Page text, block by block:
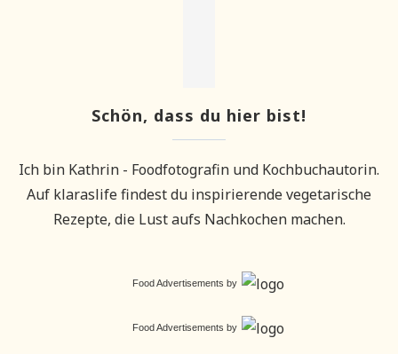
Schön, dass du hier bist!
Ich bin Kathrin - Foodfotografin und Kochbuchautorin.
Auf klaraslife findest du inspirierende vegetarische
Rezepte, die Lust aufs Nachkochen machen.
Food Advertisements by
Food Advertisements by